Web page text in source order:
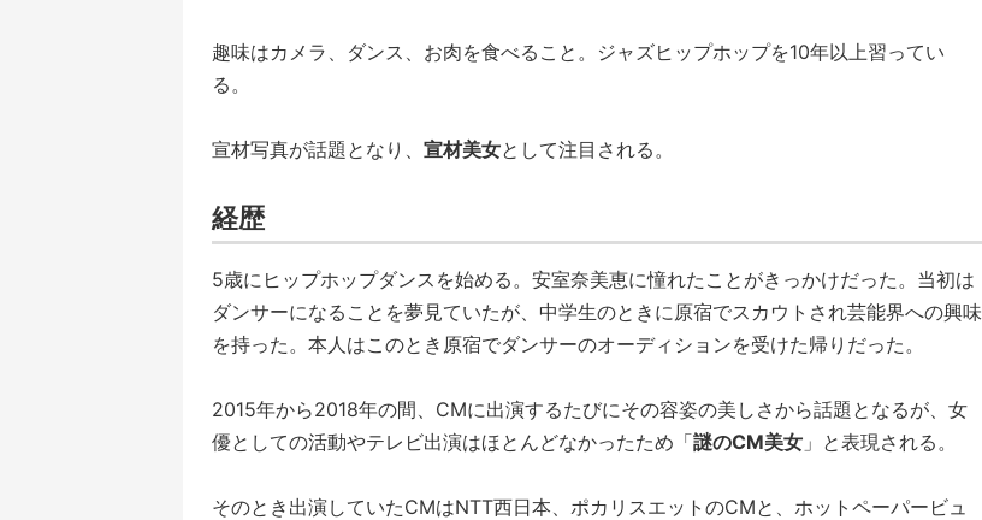
趣味はカメラ、ダンス、お肉を食べること。ジャズヒップホップを10年以上習ってい
る。
宣材写真が話題となり、 宣材美女として注目される。
経歴
5歳にヒップホップダンスを始める。安室奈美恵に憧れたことがきっかけだった。当初は
ダンサーになることを夢見ていたが、中学生のときに原宿でスカウトされ芸能界への興味
を持った。本人はこのとき原宿でダンサーのオーディションを受けた帰りだった。
2015年から2018年の間、CMに出演するたびにその容姿の美しさから話題となるが、女
優としての活動やテレビ出演はほとんどなかったため「謎のCM美女 」と表現される。
そのとき出演していたCMはNTT西日本、ポカリスエットのCMと、ホットペーパービュ